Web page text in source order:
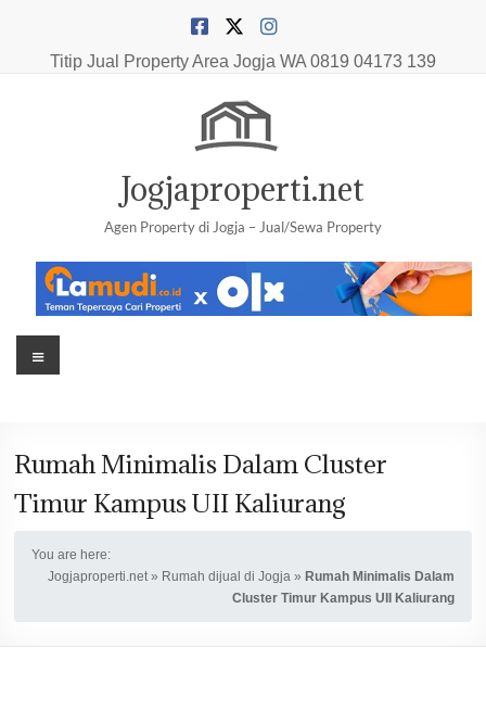
contentTitip Jual Property Area Jogja WA 0819 04173 139
Jogjaproperti.net
Agen Property di Jogja – Jual/Sewa Property
Menu
Rumah Minimalis Dalam Cluster
Timur Kampus UII Kaliurang
You are here:
Jogjaproperti.net» Rumah dijual di Jogja » Rumah Minimalis Dalam
Cluster Timur Kampus UII Kaliurang